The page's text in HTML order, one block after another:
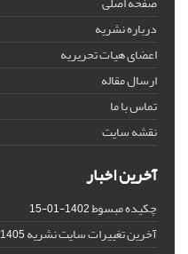
درباره نشریه
اعضای هیات تحریریه
ارسال مقاله
تماس با ما
نقشه سایت
آخرین اخبار
چکیده مبسوط1402-01-15
آخرین تغییرات سایت نشریه1405-01-20